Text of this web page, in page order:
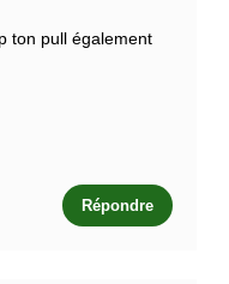
ton pull également
Répondre